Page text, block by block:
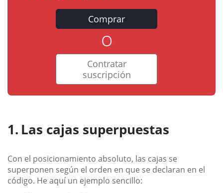
Comprar
o
Contratar
suscripción
Las cajas superpuestas
Con el posicionamiento absoluto, las cajas se
superponen según el orden en que se declaran en el
código. He aquí un ejemplo sencillo: